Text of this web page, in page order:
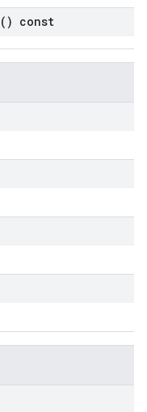
() const